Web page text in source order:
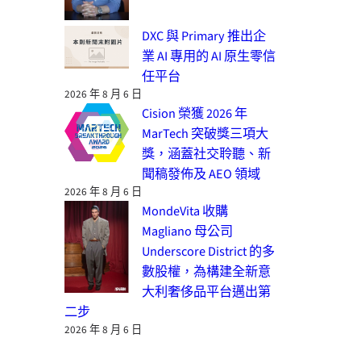
DXC 與 Primary 推出企
業 AI 專用的 AI 原生零信
任平台
2026 年 8 月 6 日
Cision 榮獲 2026 年
MarTech 突破獎三項大
獎，涵蓋社交聆聽、新
聞稿發佈及 AEO 領域
2026 年 8 月 6 日
MondeVita 收購
Magliano 母公司
Underscore District 的多
數股權，為構建全新意
大利奢侈品平台邁出第
二步
2026 年 8 月 6 日